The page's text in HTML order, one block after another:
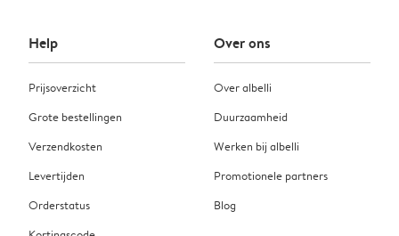
Help
Prijsoverzicht
Grote bestellingen
Verzendkosten
Levertijden
Orderstatus
Over ons
Over albelli
Duurzaamheid
Werken bij albelli
Promotionele partners
Blog